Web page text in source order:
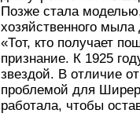
Позже стала
хозяйственного
«Тот, кто получает
признание. К 1925
звездой. В отличие
проблемой для
работала, чтобы